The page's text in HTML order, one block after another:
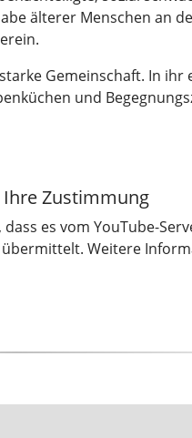
älterer Menschen an
Gemeinschaft. In ihr
und
Zustimmung
es vom YouTube-
Weitere